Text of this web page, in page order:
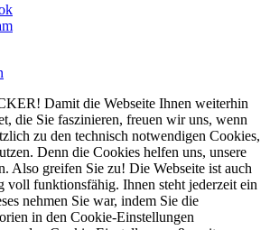
Damit die Webseite Ihnen weiterhin
die Sie faszinieren, freuen wir uns, wenn
zu den technisch notwendigen Cookies,
Denn die Cookies helfen uns, unsere
Also greifen Sie zu! Die Webseite ist auch
funktionsfähig. Ihnen steht jederzeit ein
nehmen Sie war, indem Sie die
in den Cookie-Einstellungen